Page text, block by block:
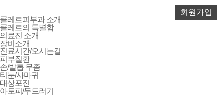
클레르피부과 소개
클레르의 특별함
의료진 소개
장비소개
진료시간/오시는길
피부질환
손/발톱 무좀
티눈/사마귀
대상포진
아토피/두드러기